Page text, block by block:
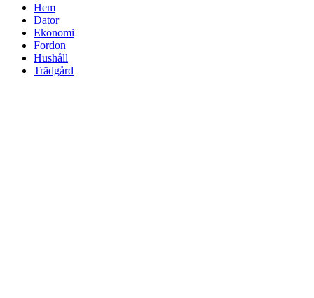
Hem
Dator
Ekonomi
Fordon
Hushåll
Trädgård